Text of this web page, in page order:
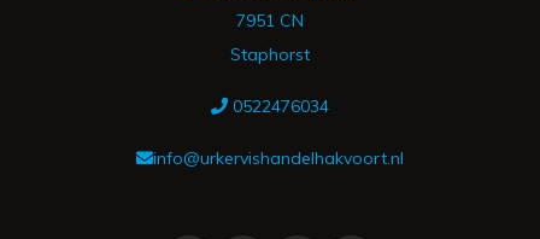
7951 CN
Staphorst
0522476034
info@urkervishandelhakvoort.nl